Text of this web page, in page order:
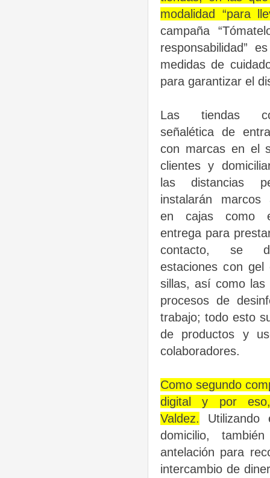
modalidad “para
campaña
responsabilidad”
medidas de
para garantizar el
Las tiendas
señalética de
con marcas en el
clientes y
las distancias
instalarán marcos
en cajas como
entrega para
contacto, se
estaciones con
sillas, así como las
procesos de
trabajo; todo esto
de productos y
colaboradores.
Como segundo
digital y por
Valdez. Utilizando
domicilio,
antelación para
intercambio de